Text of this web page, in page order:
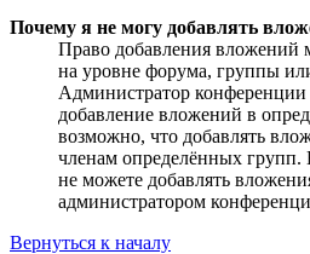
Почему я не могу добавлять
Право добавления вложений
на уровне форума, группы
Администратор
добавление вложений в
возможно, что добавлять
членам определённых групп.
не можете добавлять
администратором
Вернуться к началу